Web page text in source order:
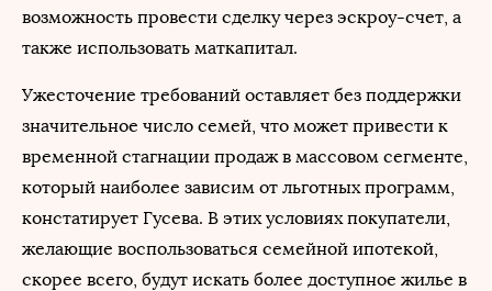
возможность провести сделку через эскроу-счет, а
также использовать маткапитал.
Ужесточение требований оставляет без поддержки
значительное число семей, что может привести к
временной стагнации продаж в массовом сегменте,
который наиболее зависим от льготных программ,
констатирует Гусева. В этих условиях покупатели,
желающие воспользоваться семейной ипотекой,
скорее всего, будут искать более доступное жилье в